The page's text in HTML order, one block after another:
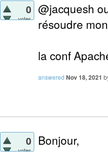
0
votes
@jacquesh
résoudre
la conf
answered Nov 18, 2021
0
votes
Bonjour,